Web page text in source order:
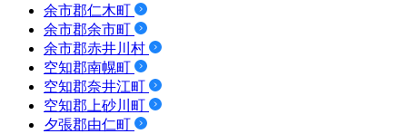
余市郡仁木町
余市郡余市町
余市郡赤井川村
空知郡南幌町
空知郡奈井江町
空知郡上砂川町
夕張郡由仁町